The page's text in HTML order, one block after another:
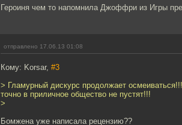
Героиня чем то напомнила Джоффри из Игры
отправлено 17.06.13 01:08
Кому: Korsar, #3
> Гламурный дискурс продолжает
точно в приличное общество не пустят!!!
>
Бомжена уже написала рецензию??